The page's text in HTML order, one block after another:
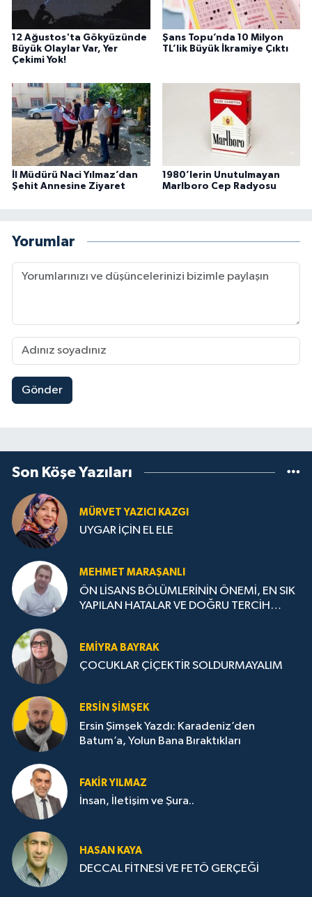
12 Ağustos'ta Gökyüzünde
Büyük Olaylar Var, Yer
Çekimi Yok!
Şans Topu’nda 10 Milyon
TL’lik Büyük İkramiye Çıktı
İl Müdürü Naci Yılmaz’dan
Şehit Annesine Ziyaret
1980’lerin Unutulmayan
Marlboro Cep Radyosu
Yorumlar
Gönder
Son Köşe Yazıları
MÜRVET YAZICI KAZGI
UYGAR İÇİN EL ELE
MEHMET MARAŞANLI
ÖN LİSANS BÖLÜMLERİNİN ÖNEMİ, EN SIK
YAPILAN HATALAR VE DOĞRU TERCİH
EMIYRA BAYRAK
ÇOCUKLAR ÇİÇEKTİR SOLDURMAYALIM
ERSIN ŞIMŞEK
Ersin Şimşek Yazdı: Karadeniz’den
Batum’a, Yolun Bana Bıraktıkları
FAKIR YILMAZ
İnsan, İletişim ve Şura..
HASAN KAYA
DECCAL FİTNESİ VE FETÖ GERÇEĞİ